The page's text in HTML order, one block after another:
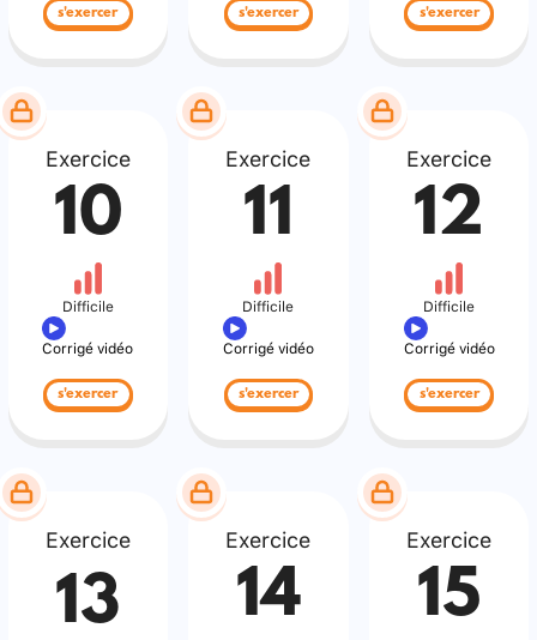
s'exercer s'exercer s'exercer
Exercice
10
Difficile
Corrigé vidéo
s'exercer
Exercice
11
Difficile
Corrigé vidéo
s'exercer
Exercice
12
Difficile
Corrigé vidéo
s'exercer
Exercice
13
Exercice
14
Exercice
15